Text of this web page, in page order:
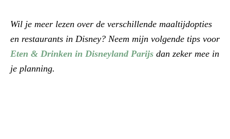
Wil je meer lezen over de verschillende maaltijdopties
en restaurants in Disney? Neem mijn volgende tips voor
Eten & Drinken in Disneyland Parijs dan zeker mee in
je planning.